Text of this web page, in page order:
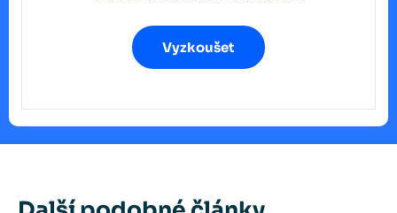
Vyzkoušet